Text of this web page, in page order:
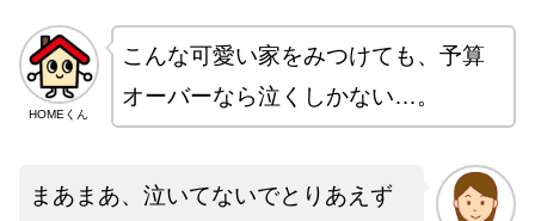
HOMEくん
こんな可愛い家をみつけても、予算
オーバーなら泣くしかない…。
まあまあ、泣いてないでとりあえず